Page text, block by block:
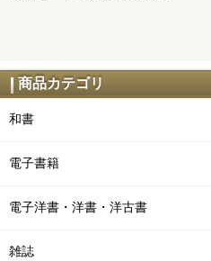
商品カテゴリ
和書
電子書籍
電子洋書・洋書・洋古書
雑誌